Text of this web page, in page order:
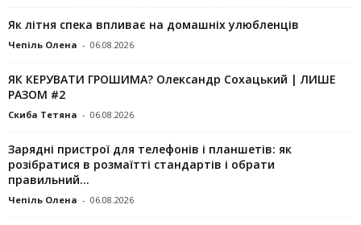
Як літня спека впливає на домашніх улюбленців
Чепіль Олена - 06.08.2026
ЯК КЕРУВАТИ ГРОШИМА? Олександр Сохацький | ЛИШЕ
РАЗОМ #2
Скиба Тетяна - 06.08.2026
Зарядні пристрої для телефонів і планшетів: як
розібратися в розмаїтті стандартів і обрати
правильний...
Чепіль Олена - 06.08.2026